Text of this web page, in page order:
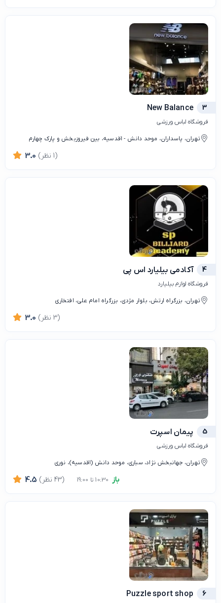
3
New Balance
فروشگاه لباس ورزشی
تهران، پاسداران، موحد دانش - اقدسیه، بین فیروزبخش و پارک چهارم
3.0 (1 نظر)
4 آکادمی بیلیارد اس پی
فروشگاه لوازم بیلیارد
تهران، بزرگراه ارتش، بلوار مژدی، بزرگراه امام علی، افتخاری
3.0 (3 نظر)
5 پیمان اسپرت
فروشگاه لباس ورزشی
تهران، جهانبخش نژاد، سباری، موحد دانش (اقدسیه)، نوری
باز 4.5 (43 نظر)
6
Puzzle sport shop